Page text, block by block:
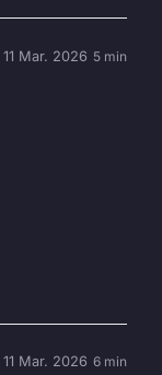
11 Mar. 2026 5 min
11 Mar. 2026 6 min